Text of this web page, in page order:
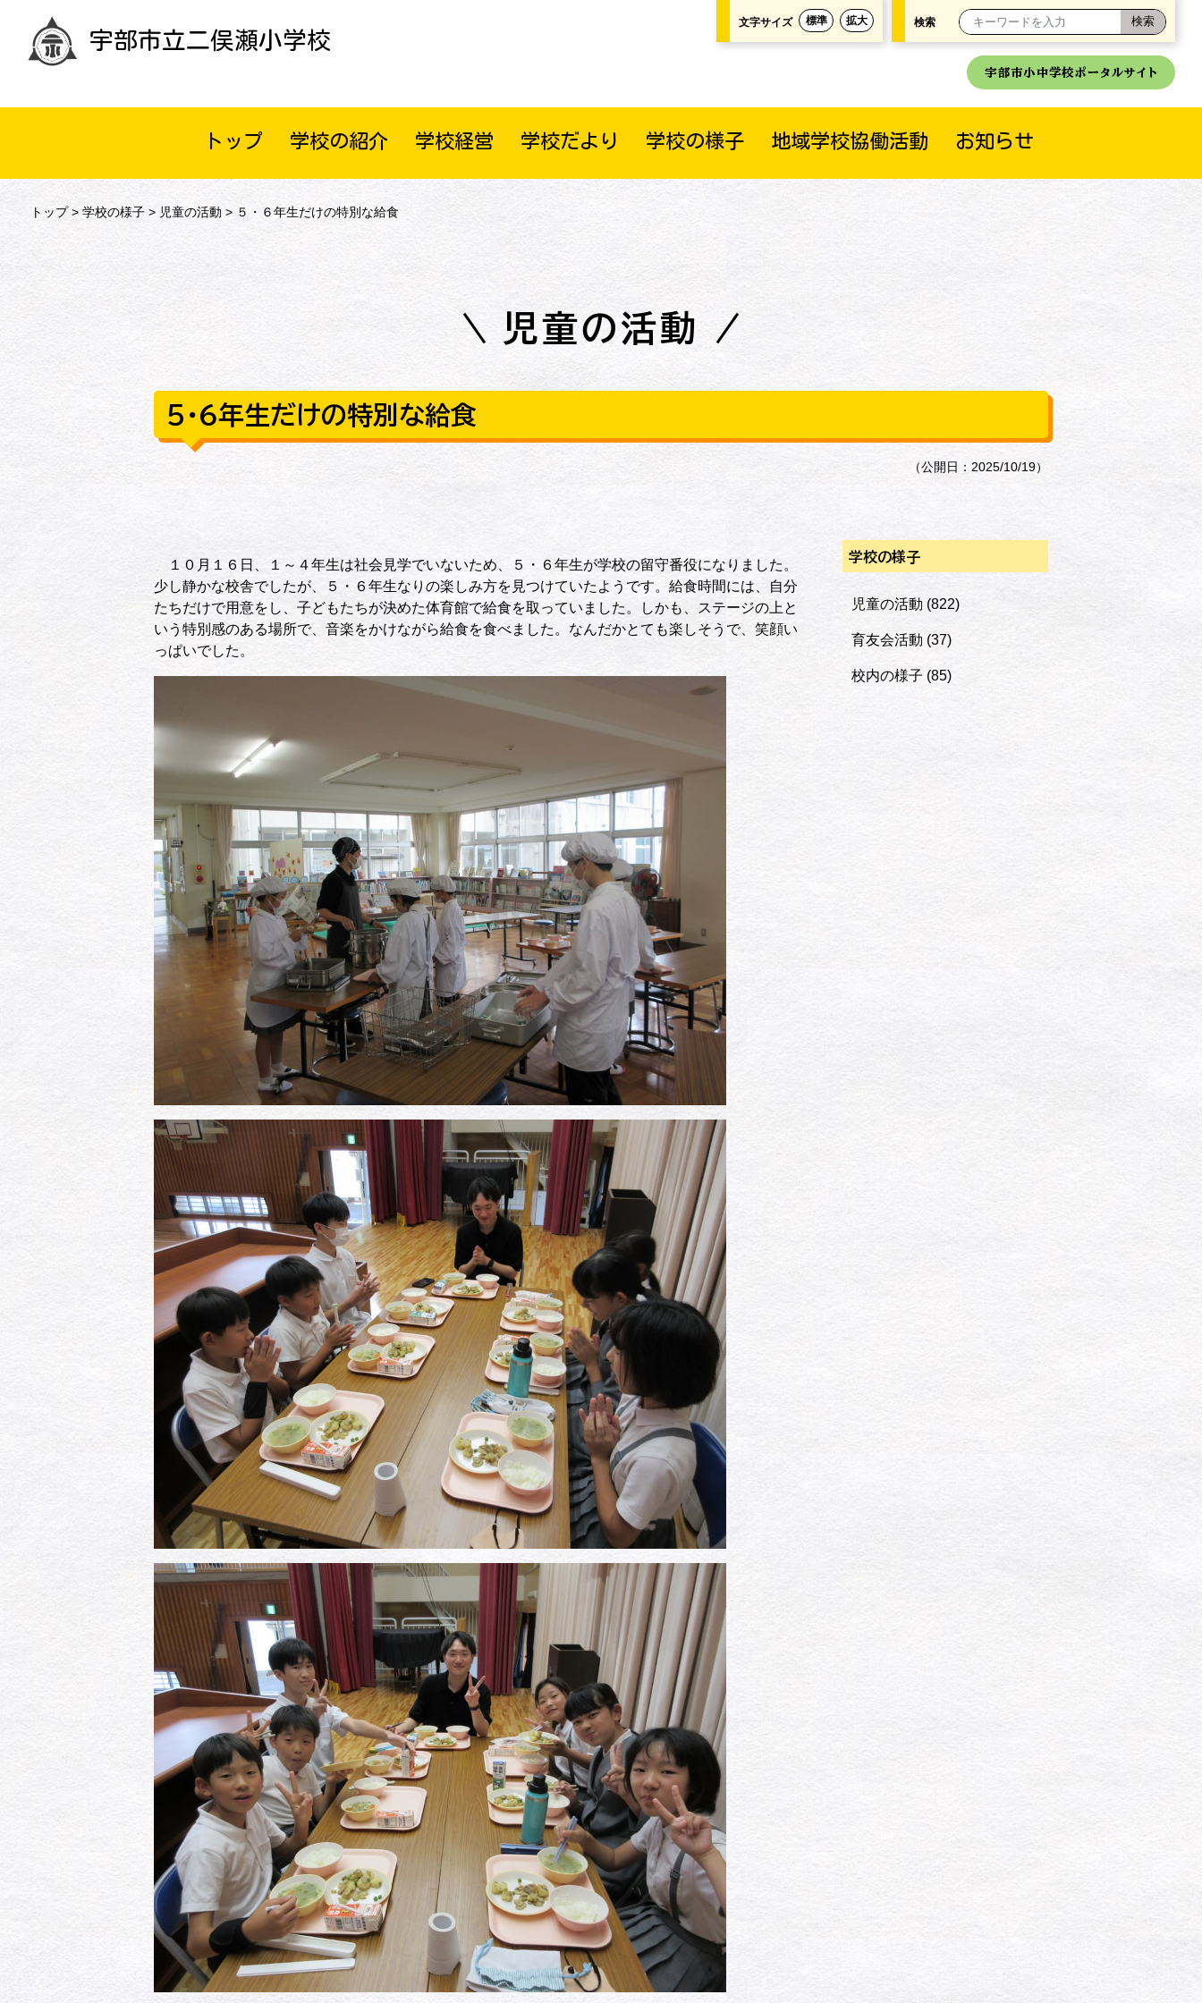
宇部市立二俣瀬小学校
文字サイズ 標準 拡大 検索
宇部市小中学校ポータルサイト
トップ 学校の紹介 学校経営 学校だより 学校の様子 地域学校協働活動 お知らせ
トップ> 学校の様子> 児童の活動 > ５・６年生だけの特別な給食
児童の活動
５・６年生だけの特別な給食
（公開日：2025/10/19）
１０月１６日、１～４年生は社会見学でいないため、５・６年生が学校の留守番役になりました。
少し静かな校舎でしたが、５・６年生なりの楽しみ方を見つけていたようです。給食時間には、自分
たちだけで用意をし、子どもたちが決めた体育館で給食を取っていました。しかも、ステージの上と
いう特別感のある場所で、音楽をかけながら給食を食べました。なんだかとても楽しそうで、笑顔い
っぱいでした。
学校の様子
児童の活動 (822)
育友会活動 (37)
校内の様子 (85)